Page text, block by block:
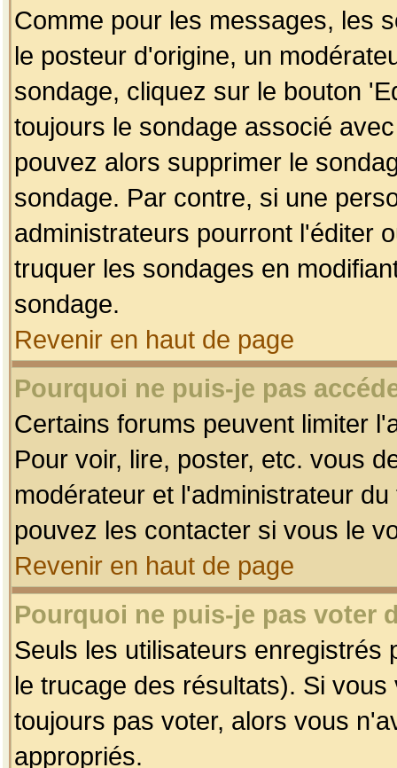
Comme pour les messages, les
le posteur d'origine, un
sondage, cliquez sur le bouton
toujours le sondage associé
pouvez alors supprimer le
sondage. Par contre, si une
administrateurs pourront l'éditer
truquer les sondages en
sondage.
Revenir en haut de page
Pourquoi ne puis-je pas
Certains forums peuvent limiter
Pour voir, lire, poster, etc. vous
modérateur et l'administrateur
pouvez les contacter si vous le
Revenir en haut de page
Pourquoi ne puis-je pas voter
Seuls les utilisateurs enregistrés
le trucage des résultats). Si
toujours pas voter, alors vous
appropriés.